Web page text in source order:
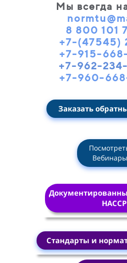
Мы всегда
8 800 101
+7-(47545)
+7-915-
+7-962-
+7-960-
Заказать
Вебинары
HACCP
Стандарты и